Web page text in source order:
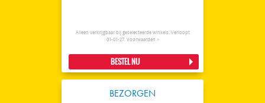
Alleen verkrijgbaar bij geselecteerde winkels. Verloopt
01-01-27. Voorwaarden >
BESTEL NU
BEZORGEN